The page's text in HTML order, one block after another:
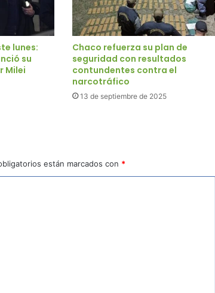
lunes:
su
Milei
Chaco refuerza su plan de
seguridad con resultados
contundentes contra el
narcotráfico
13 de septiembre de 2025
están marcados con *